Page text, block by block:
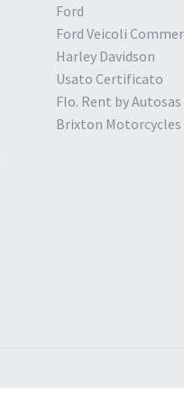
Ford
Ford Veicoli
Harley Davidson
Usato Certificato
Flo. Rent by
Brixton Motorcycles